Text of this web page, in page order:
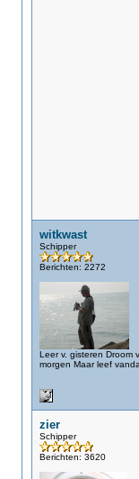
witkwast
Schipper
Berichten: 2272
Leer v. gisteren Droom v.
morgen Maar leef
zier
Schipper
Berichten: 3620